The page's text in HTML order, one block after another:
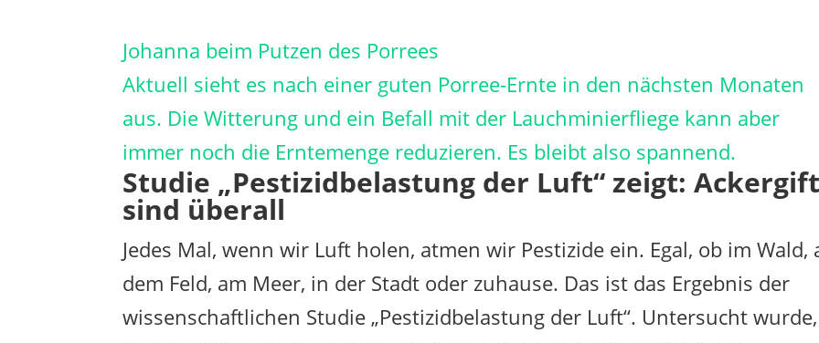
Johanna beim Putzen des Porrees
Aktuell sieht es nach einer guten Porree-Ernte in den nächsten Monaten
aus. Die Witterung und ein Befall mit der Lauchminierfliege kann aber
immer noch die Erntemenge reduzieren. Es bleibt also spannend.
Studie „Pestizidbelastung der Luft“ zeigt:
sind überall
Jedes Mal, wenn wir Luft holen, atmen wir Pestizide ein. Egal, ob im Wald,
dem Feld, am Meer, in der Stadt oder zuhause. Das ist das Ergebnis der
wissenschaftlichen Studie „Pestizidbelastung der Luft“. Untersucht wurde,